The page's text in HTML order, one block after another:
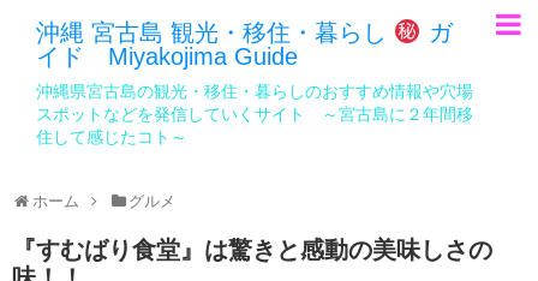
沖縄 宮古島 観光・移住・暮らし
ガ
イド Miyakojima Guide
沖縄県宮古島の観光・移住・暮らしのおすすめ情報や穴場
スポットなどを発信していくサイト ～宮古島に２年間移
住して感じたコト～
ホーム グルメ
『すむばり食堂』は驚きと感動の美味しさの